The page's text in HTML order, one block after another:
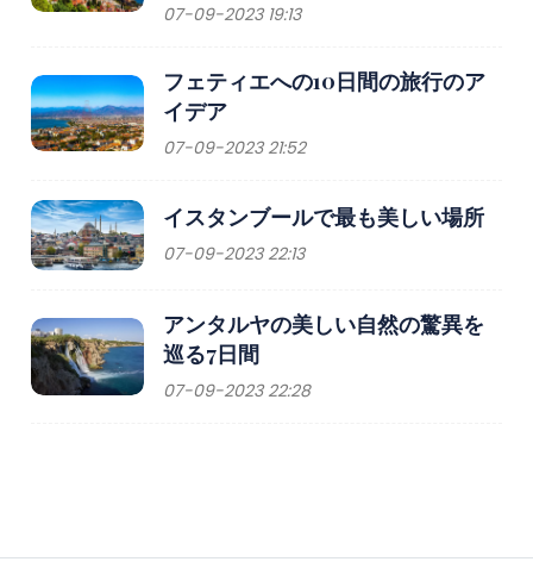
07-09-2023 19:13
フェティエへの10日間の旅行のア
イデア
07-09-2023 21:52
イスタンブールで最も美しい場所
07-09-2023 22:13
アンタルヤの美しい自然の驚異を
巡る7日間
07-09-2023 22:28